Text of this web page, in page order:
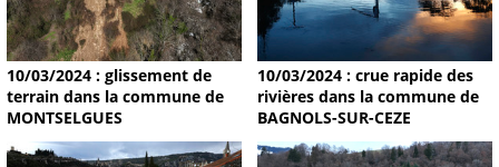
10/03/2024 : glissement de
terrain dans la commune de
MONTSELGUES
10/03/2024 : crue rapide des
rivières dans la commune de
BAGNOLS-SUR-CEZE